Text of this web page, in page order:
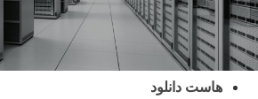
هاست دانلود